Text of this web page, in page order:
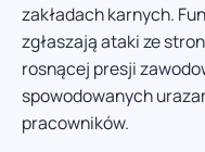
zakładach karnych.
zgłaszają ataki ze
rosnącej presji
spowodowanych
pracowników.